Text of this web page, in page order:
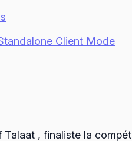
Client Mode
, finaliste la